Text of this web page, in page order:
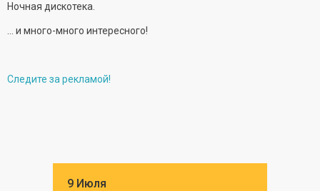
Ночная дискотека.
… и много-много интересного!
Следите за рекламой!
9 Июля